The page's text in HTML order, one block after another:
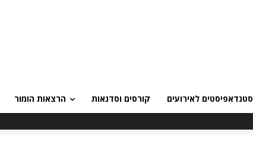
סטנדאפיסטים לאירועים קורסים וסדנאות הרצאות הומור